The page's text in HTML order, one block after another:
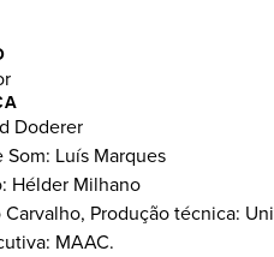
Doderer
Luís Marques
Hélder Milhano
Carvalho, Produção técnica:
MAAC.